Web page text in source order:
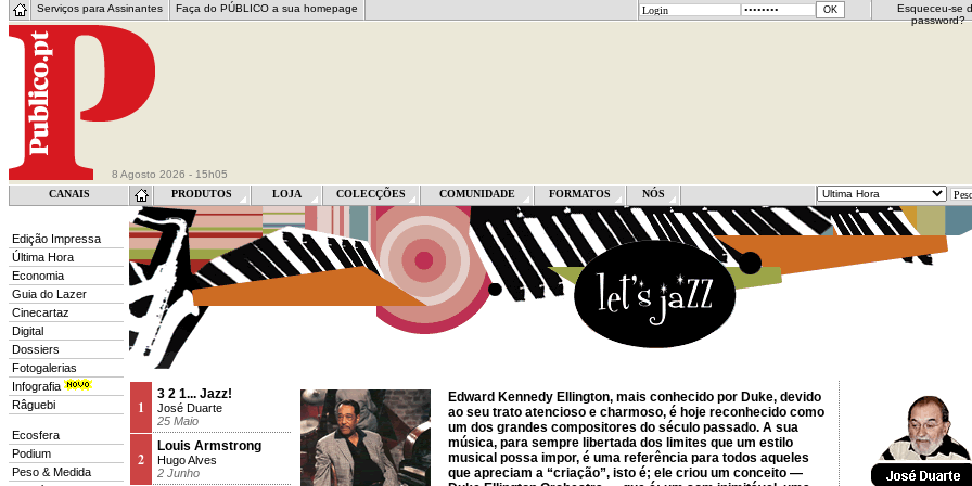
Serviços para Assinantes Faça do PÚBLICO a sua homepage
Esqueceu-se
password?
8 Agosto 2026 - 15h05
CANAIS
PRODUTOS LOJA COLECÇÕES COMUNIDADE FORMATOS NÓS
Edição Impressa
Última Hora
Economia
Guia do Lazer
Cinecartaz
Digital
Dossiers
Fotogalerias
Infografia
Râguebi
Ecosfera
Podium
Peso & Medida
1
3 2 1... Jazz!
José Duarte
25 Maio
2
Louis Armstrong
Hugo Alves
2 Junho
Edward Kennedy Ellington, mais conhecido por Duke, devido
ao seu trato atencioso e charmoso, é hoje reconhecido como
um dos grandes compositores do século passado. A sua
música, para sempre libertada dos limites que um estilo
musical possa impor, é uma referência para todos aqueles
que apreciam a “criação”, isto é; ele criou um conceito —